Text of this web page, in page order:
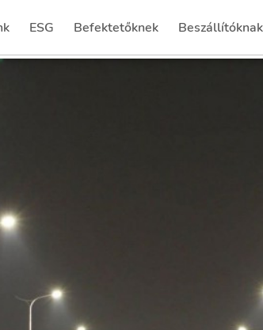
ESG Befektetőknek Beszállítóknak
(current)